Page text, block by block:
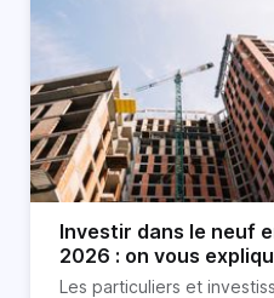
Investir dans le neuf
2026 : on vous
tout !
Les particuliers et